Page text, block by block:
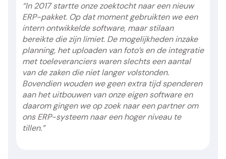
“In 2017 startte onze zoektocht naar een nieuw
ERP-pakket. Op dat moment gebruikten we een
intern ontwikkelde software, maar stilaan
bereikte die zijn limiet. De mogelijkheden inzake
planning, het uploaden van foto’s en de integratie
met toeleveranciers waren slechts een aantal
van de zaken die niet langer volstonden.
Bovendien wouden we geen extra tijd spenderen
aan het uitbouwen van onze eigen software en
daarom gingen we op zoek naar een partner om
ons ERP-systeem naar een hoger niveau te
tillen.”